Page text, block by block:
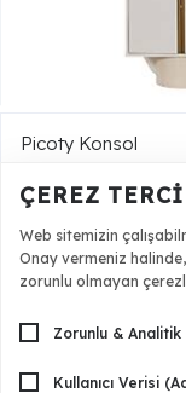
Picoty Konsol
ÇEREZ
Web sitemizin
Onay vermeniz
zorunlu olmayan
Zorunlu &
Kullanıcı Verisi